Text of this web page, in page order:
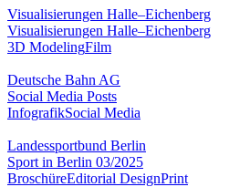
Visualisierungen Halle–Eichenberg
Visualisierungen Halle–Eichenberg
3D ModelingFilm
Deutsche Bahn AG
Social Media Posts
InfografikSocial Media
Landessportbund Berlin
Sport in Berlin 03/2025
BroschüreEditorial DesignPrint